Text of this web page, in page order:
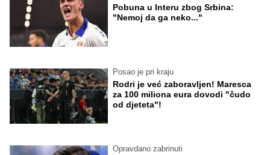
Pobuna u Interu zbog Srbina:
"Nemoj da ga neko..."
Posao je pri kraju
Rodri je već zaboravljen! Maresca
za 100 miliona eura dovodi "čudo
od djeteta"!
Opravdano zabrinuti